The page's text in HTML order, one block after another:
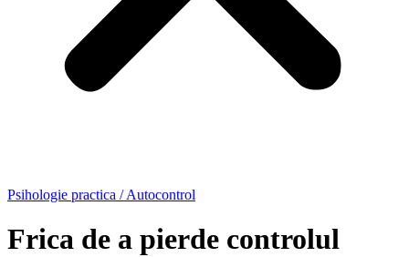
Psihologie practica / Autocontrol
Frica de a pierde controlul